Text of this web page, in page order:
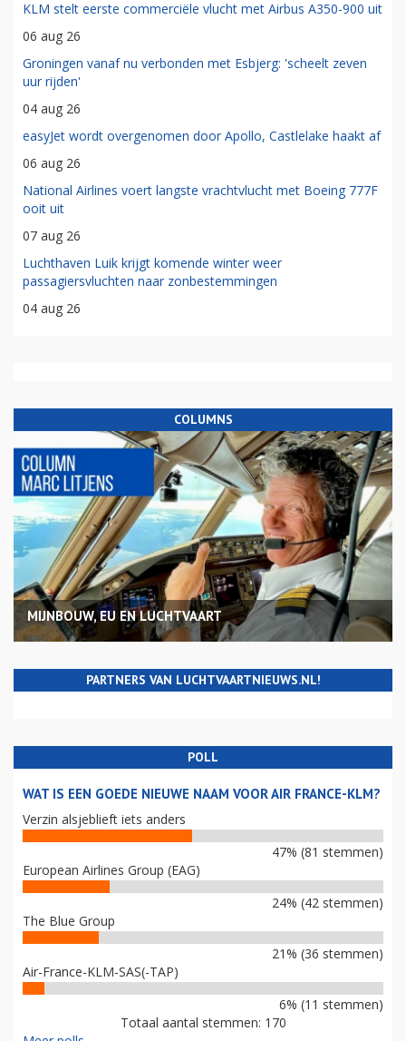
KLM stelt eerste commerciële vlucht met Airbus A350-900 uit
06 aug 26
Groningen vanaf nu verbonden met Esbjerg: 'scheelt zeven
uur rijden'
04 aug 26
easyJet wordt overgenomen door Apollo, Castlelake haakt af
06 aug 26
National Airlines voert langste vrachtvlucht met Boeing 777F
ooit uit
07 aug 26
Luchthaven Luik krijgt komende winter weer
passagiersvluchten naar zonbestemmingen
04 aug 26
COLUMNS
MIJNBOUW, EU EN LUCHTVAART
PARTNERS VAN LUCHTVAARTNIEUWS.NL!
POLL
WAT IS EEN GOEDE NIEUWE NAAM VOOR AIR FRANCE-KLM?
Verzin alsjeblieft iets anders
47% (81 stemmen)
European Airlines Group (EAG)
24% (42 stemmen)
The Blue Group
21% (36 stemmen)
Air-France-KLM-SAS(-TAP)
6% (11 stemmen)
Totaal aantal stemmen: 170